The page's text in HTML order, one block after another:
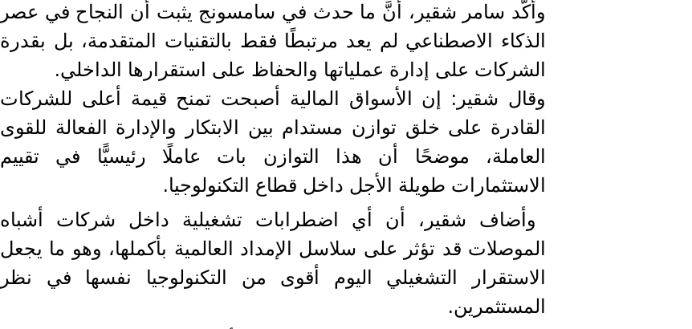
وأكَّد سامر شقير، أنَّ ما حدث في سامسونج يثبت أن النجاح في عصر
الذكاء الاصطناعي لم يعد مرتبطًا فقط بالتقنيات المتقدمة، بل بقدرة
الشركات على إدارة عملياتها والحفاظ على استقرارها الداخلي.
وقال شقير: إن الأسواق المالية أصبحت تمنح قيمة أعلى للشركات
القادرة على خلق توازن مستدام بين الابتكار والإدارة الفعالة للقوى
العاملة، موضحًا أن هذا التوازن بات عاملًا رئيسيًّا في تقييم
الاستثمارات طويلة الأجل داخل قطاع التكنولوجيا.
وأضاف شقير، أن أي اضطرابات تشغيلية داخل شركات أشباه
الموصلات قد تؤثر على سلاسل الإمداد العالمية بأكملها، وهو ما يجعل
الاستقرار التشغيلي اليوم أقوى من التكنولوجيا نفسها في نظر
المستثمرين.